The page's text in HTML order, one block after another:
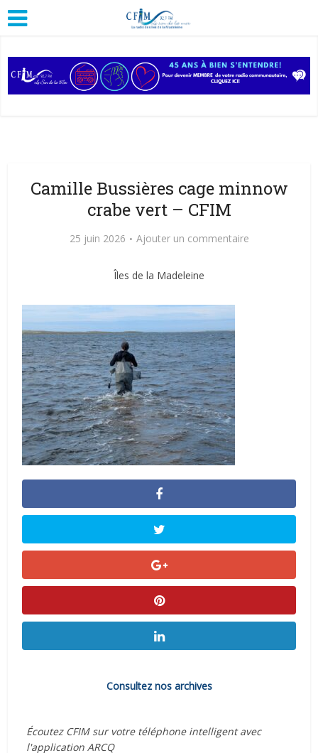
Camille Bussières cage minnow
crabe vert – CFIM
25 juin 2026 Ajouter un commentaire
Îles de la Madeleine
Consultez nos archives
Écoutez CFIM sur votre téléphone intelligent avec
l'application ARCQ